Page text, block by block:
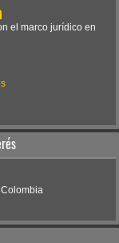
el marco jurídico en